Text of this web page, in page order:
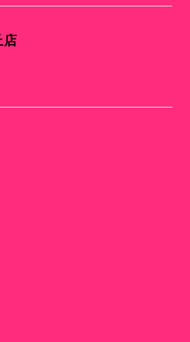
店